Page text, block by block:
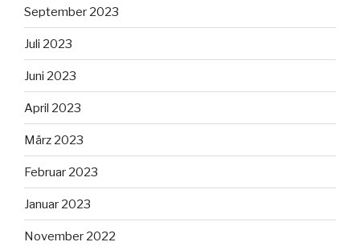
September 2023
Juli 2023
Juni 2023
April 2023
März 2023
Februar 2023
Januar 2023
November 2022